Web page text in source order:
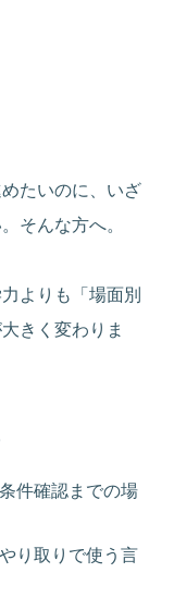
たいのに、いざ
そんな方へ。
よりも「場面別
きく変わりま
件確認までの場
り取りで使う言